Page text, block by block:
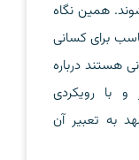
همین نگاه
برای کسانی
هستند درباره
با رویکردی
به تعبیر آن